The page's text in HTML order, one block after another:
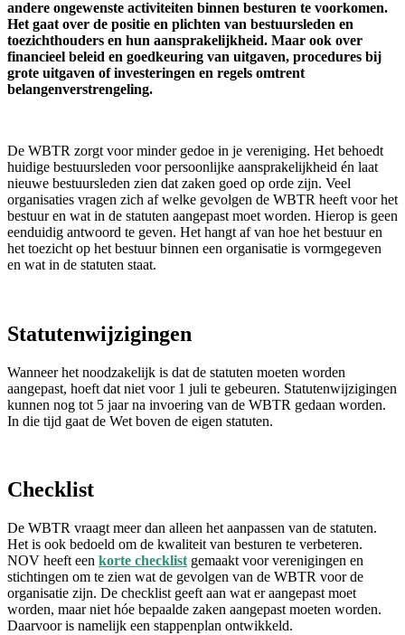
andere ongewenste activiteiten binnen besturen te voorkomen.
Het gaat over de positie en plichten van bestuursleden en
toezichthouders en hun aansprakelijkheid. Maar ook over
financieel beleid en goedkeuring van uitgaven, procedures bij
grote uitgaven of investeringen en regels omtrent
belangenverstrengeling.
De WBTR zorgt voor minder gedoe in je vereniging. Het behoedt
huidige bestuursleden voor persoonlijke aansprakelijkheid én laat
nieuwe bestuursleden zien dat zaken goed op orde zijn. Veel
organisaties vragen zich af welke gevolgen de WBTR heeft voor het
bestuur en wat in de statuten aangepast moet worden. Hierop is geen
eenduidig antwoord te geven. Het hangt af van hoe het bestuur en
het toezicht op het bestuur binnen een organisatie is vormgegeven
en wat in de statuten staat.
Statutenwijzigingen
Wanneer het noodzakelijk is dat de statuten moeten worden
aangepast, hoeft dat niet voor 1 juli te gebeuren. Statutenwijzigingen
kunnen nog tot 5 jaar na invoering van de WBTR gedaan worden.
In die tijd gaat de Wet boven de eigen statuten.
Checklist
De WBTR vraagt meer dan alleen het aanpassen van de statuten.
Het is ook bedoeld om de kwaliteit van besturen te verbeteren.
NOV heeft een korte checklist gemaakt voor verenigingen en
stichtingen om te zien wat de gevolgen van de WBTR voor de
organisatie zijn. De checklist geeft aan wat er aangepast moet
worden, maar niet hóe bepaalde zaken aangepast moeten worden.
Daarvoor is namelijk een stappenplan ontwikkeld.